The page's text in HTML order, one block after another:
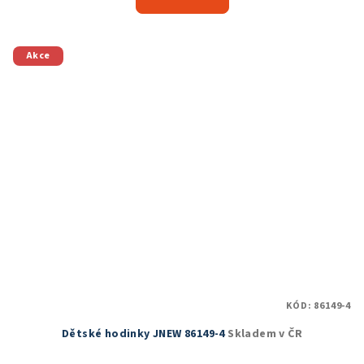
Akce
Dětské hodinky JNEW 86149-4Skladem v ČR
KÓD: 86149-4